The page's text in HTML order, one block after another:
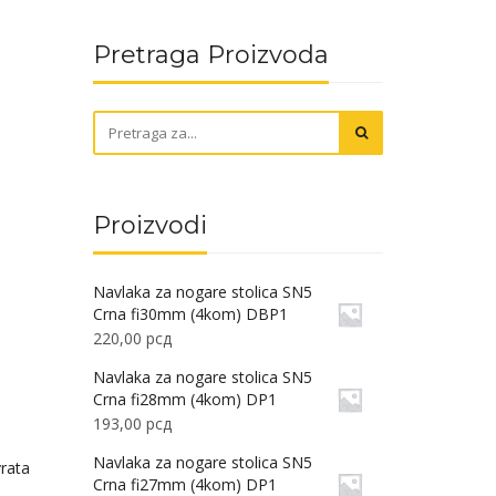
Pretraga Proizvoda
Proizvodi
Navlaka za nogare stolica SN5
Crna fi30mm (4kom) DBP1
220,00 рсд
Navlaka za nogare stolica SN5
Crna fi28mm (4kom) DP1
193,00 рсд
Navlaka za nogare stolica SN5
Crna fi27mm (4kom) DP1